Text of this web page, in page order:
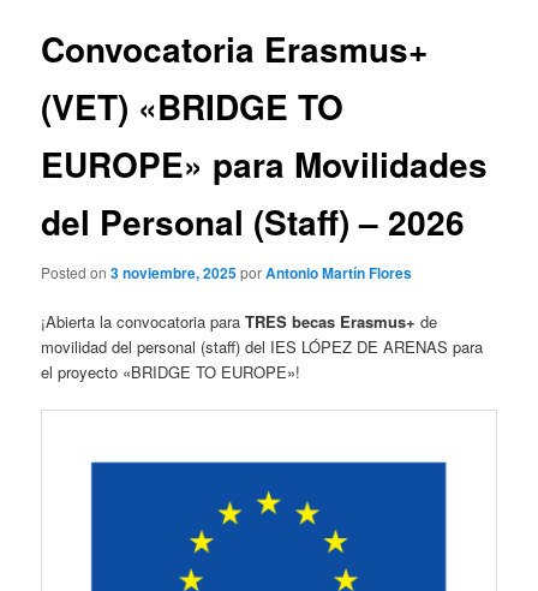
Convocatoria Erasmus+
(VET) «BRIDGE TO
EUROPE» para Movilidades
del Personal (Staff) – 2026
Posted on3 noviembre, 2025porAntonio Martín Flores
¡Abierta la convocatoria paraTRES becas Erasmus+ de
movilidad del personal (staff) del IES LÓPEZ DE ARENAS para
el proyecto «BRIDGE TO EUROPE»!